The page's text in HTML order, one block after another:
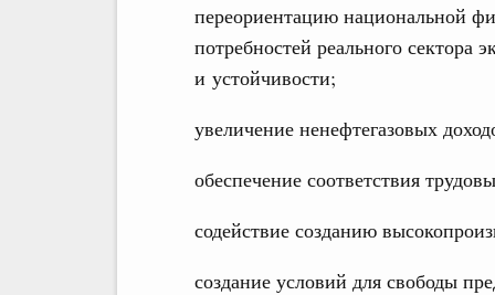
переориентацию национальной
потребностей реального сектора
и устойчивости;
увеличение ненефтегазовых
обеспечение соответствия
содействие созданию
создание условий для свободы